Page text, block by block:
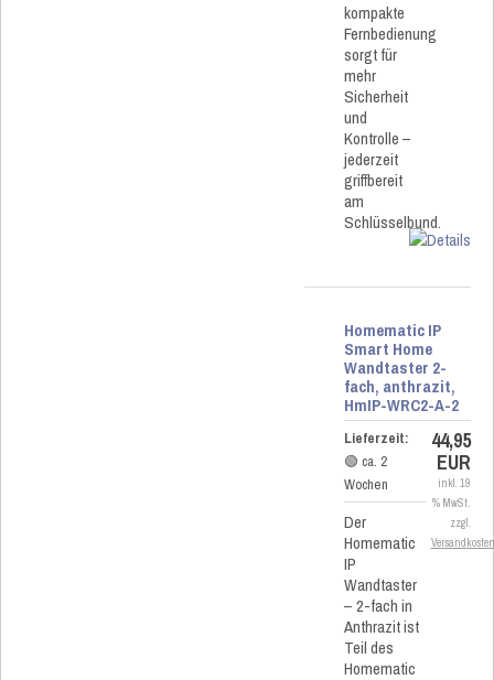
kompakte
Fernbedienung
sorgt für
mehr
Sicherheit
und
Kontrolle –
jederzeit
griffbereit
am
Schlüsselbund.
Homematic IP
Smart Home
Wandtaster 2-
fach, anthrazit,
HmIP-WRC2-A-2
Lieferzeit:
🟢 ca. 2
Wochen
Der
Homematic
IP
Wandtaster
– 2-fach in
Anthrazit ist
Teil des
Homematic
44,95
EUR
inkl. 19
% MwSt.
zzgl.
Versandkosten